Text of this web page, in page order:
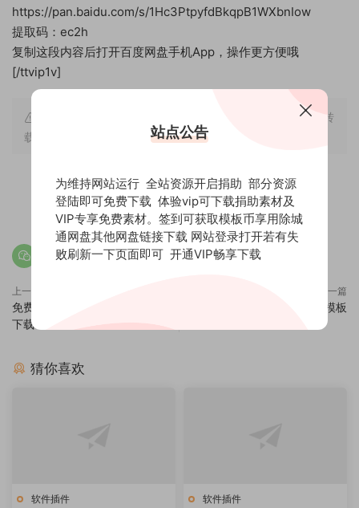
https://pan.baidu.com/s/1Hc3PtpyfdBkqpB1WXbnIow
提取码：ec2h
复制这段内容后打开百度网盘手机App，操作更方便哦
[/ttvip1v]
https://new.freehpcg.com/archives/1365 ，转
载请注明出处。
0 赏 0
上一篇
免费edius震撼文字片头展示模板
下载
下一篇
eidus唯美玻璃写真展示模板
猜你喜欢
软件插件
软件插件
站点公告
为维持网站运行 全站资源开启捐助 部分资源
登陆即可免费下载 体验vip可下载捐助素材及
VIP专享免费素材。签到可获取模板币享用除城
通网盘其他网盘链接下载 网站登录打开若有失
败刷新一下页面即可 开通VIP畅享下载